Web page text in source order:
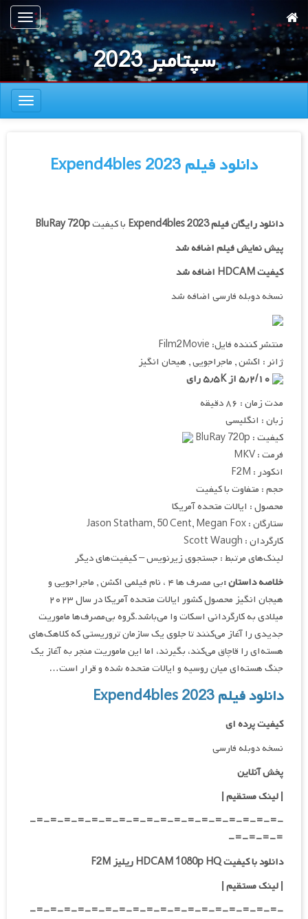
به
محتوای
اصلی
ناوبری
سپتامبر 2023
ناوبری
دانلود فیلم Expend4bles 2023
دانلود رایگان فیلمExpend4bles 2023 با کیفیتBluRay 720p
پیش نمایش فیلم اضافه شد
کیفیت HDCAM اضافه شد
نسخه دوبله فارسی اضافه شد
منتشر کننده فایل: Film2Movie
ژانر : اکشن , ماجراجویی , هیحان انگیز
مدت زمان : ۸۶ دقیقه
زبان : انگلیسی
کیفیت : BluRay 720p
فرمت : MKV
انکودر : F2M
حجم : متفاوت با کیفیت
محصول : ایالات متحده آمریکا
ستارگان : Jason Statham, 50 Cent, Megan Fox
کارگردان : Scott Waugh
لینک‌های مرتبط : جستجوی زیرنویس – کیفیت‌های دیگر
خلاصه داستان :
بی مصرف ها ۴ ، نام فیلمی اکشن , ماجراجویی و
هیجان انگیز محصول کشور ایالات متحده آمریکا در سال ۲۰۲۳
میلادی به کارگردانی اسکات وا می‌باشد.گروه بی‌مصرف‌ها ماموریت
جدیدی را آغاز می‌کنند تا جلوی یک سازمان تروریستی که کلاهک‌های
هسته‌ای را قاچاق می‌کند، بگیرند، اما این ماموریت منجر به آغاز یک
جنگ هسته‌ای میان روسیه و ایالات متحده شده و قرار است…
دانلود فیلم Expend4bles 2023
کیفیت پرده ای
نسخه دوبله فارسی
پخش آنلاین
| لینک مستقیم|
-=-=-=-=-=-=-=-=-=-=-=-=-=-=-=-=-=-=-
=-=-=-=-
دانلود با کیفیت HDCAM 1080p HQ ریلیز F2M
|لینک مستقیم|
-=-=-=-=-=-=-=-=-=-=-=-=-=-=-=-=-=-=-